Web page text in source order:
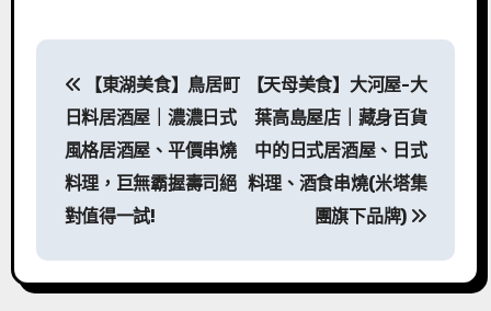
章
導
覽
【東湖美食】鳥居町
日料居酒屋｜濃濃日式
風格居酒屋、平價串燒
料理，巨無霸握壽司絕
對值得一試!
【天母美食】大河屋-大
葉高島屋店｜藏身百貨
中的日式居酒屋、日式
料理、酒食串燒(米塔集
團旗下品牌)